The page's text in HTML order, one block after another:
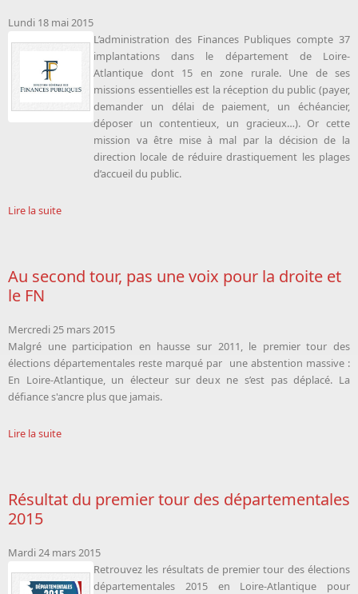
Lundi 18 mai 2015
L’administration des Finances Publiques compte 37
implantations dans le département de Loire-
Atlantique dont 15 en zone rurale. Une de ses
missions essentielles est la réception du public (payer,
demander un délai de paiement, un échéancier,
déposer un contentieux, un gracieux…). Or cette
mission va être mise à mal par la décision de la
direction locale de réduire drastiquement les plages
d’accueil du public.
Lire la suite
Au second tour, pas une voix pour la droite et
le FN
Mercredi 25 mars 2015
Malgré une participation en hausse sur 2011, le premier tour des
élections départementales reste marqué par une abstention massive :
En Loire-Atlantique, un électeur sur deux ne s’est pas déplacé. La
défiance s'ancre plus que jamais.
Lire la suite
Résultat du premier tour des départementales
2015
Mardi 24 mars 2015
Retrouvez les résultats de premier tour des élections
départementales 2015 en Loire-Atlantique pour